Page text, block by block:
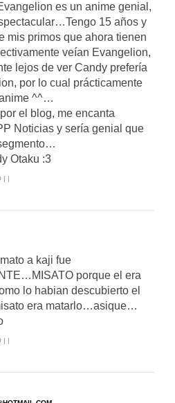
es un anime genial,
15 años y
mis primos que ahora tienen
veían Evangelion,
lejos de ver Candy prefería
por lo cual prácticamente
^^…
el blog, me encanta
Noticias y sería genial que
Otaku :3
| |
a kaji fue
porque el era
lo habian descubierto el
era matarlo…asique…
| |